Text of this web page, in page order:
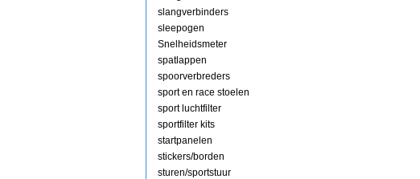
slangverbinders
sleepogen
Snelheidsmeter
spatlappen
spoorverbreders
sport en race stoelen
sport luchtfilter
sportfilter kits
startpanelen
stickers/borden
sturen/sportstuur